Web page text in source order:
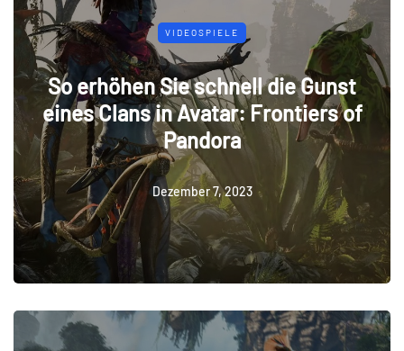
VIDEOSPIELE
So erhöhen Sie schnell die Gunst
eines Clans in Avatar: Frontiers of
Pandora
Dezember 7, 2023